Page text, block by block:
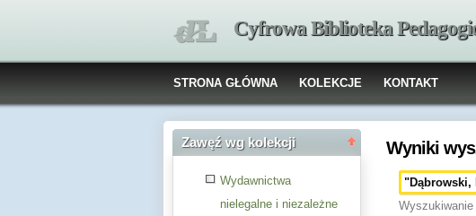
Cyfrowa Biblioteka
STRONA GŁÓWNA KOLEKCJE KONTAKT
Zawęź wg kolekcji
Wydawnictwa
nielegalne i niezależne
Wyniki